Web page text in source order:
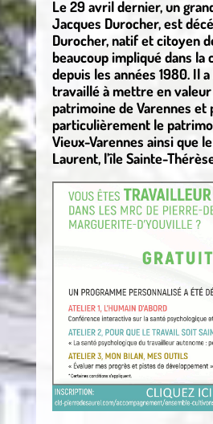
Le 29 avril dernier, un
Jacques Durocher, est
Durocher, natif et citoyen
beaucoup impliqué dans la
depuis les années 1980. Il
travaillé à mettre en
patrimoine de Varennes et
particulièrement le
Vieux-Varennes ainsi que
Laurent, l’île Sainte-